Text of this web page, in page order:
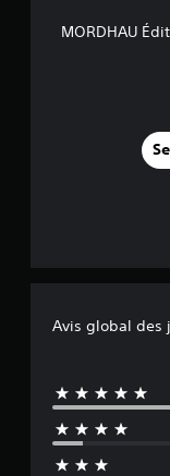
MORDHAU
Avis global des